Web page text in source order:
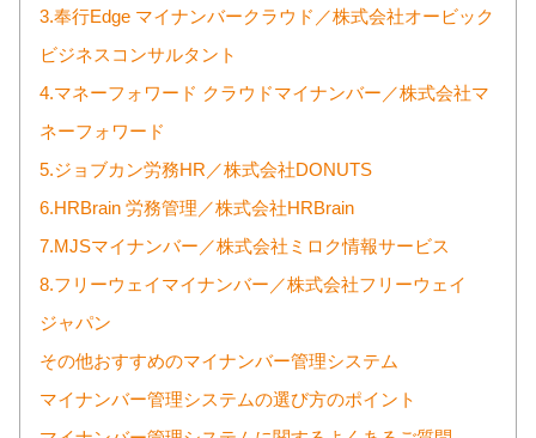
3.奉行Edge マイナンバークラウド／株式会社オービック
ビジネスコンサルタント
4.マネーフォワード クラウドマイナンバー／株式会社マ
ネーフォワード
5.ジョブカン労務HR／株式会社DONUTS
6.HRBrain 労務管理／株式会社HRBrain
7.MJSマイナンバー／株式会社ミロク情報サービス
8.フリーウェイマイナンバー／株式会社フリーウェイ
ジャパン
その他おすすめのマイナンバー管理システム
マイナンバー管理システムの選び方のポイント